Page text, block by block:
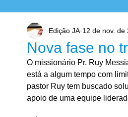
Teologia & Prática A Igreja e a Lei
Nova fase no
Edição JA 12 de nov. de
O missionário Pr. Ruy
está a algum tempo com
pastor Ruy tem buscado
apoio de uma equipe